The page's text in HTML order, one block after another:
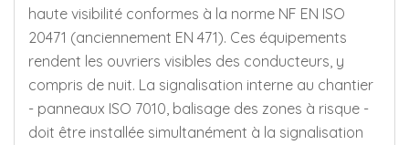
haute visibilité conformes à la norme NF EN ISO
20471 (anciennement EN 471). Ces équipements
rendent les ouvriers visibles des conducteurs, y
compris de nuit. La signalisation interne au chantier
- panneaux ISO 7010, balisage des zones à risque -
doit être installée simultanément à la signalisation